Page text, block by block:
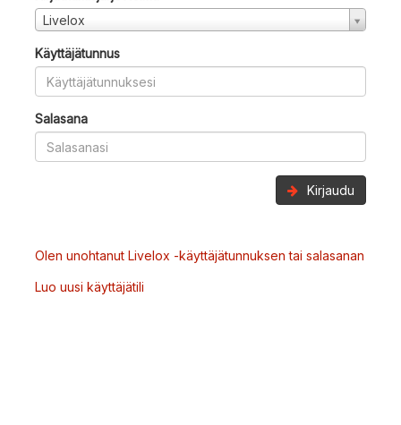
Livelox
Käyttäjätunnus
Salasana
Kirjaudu
Olen unohtanut Livelox -käyttäjätunnuksen tai salasanan
Luo uusi käyttäjätili